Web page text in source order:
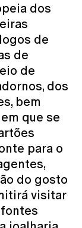
dos
de
de
de
dos
bem
que se
para o
do gosto
visitar